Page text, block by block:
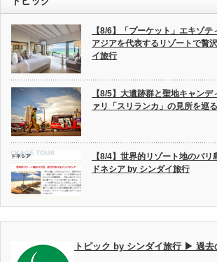
【8/6】「プーケット」エキゾテ
アジアを代表するリゾートで贅
イ旅行
【8/5】大遺跡群と聖地キャン
ァリ「スリランカ」の見所を巡
【8/4】世界的リゾート地のバ
ドネシア by シンダイ旅行
トピック by シンダイ旅行 ▶ 過去